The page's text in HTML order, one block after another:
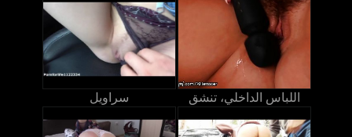
سراويل اللباس الداخلي، تنشق